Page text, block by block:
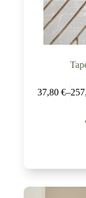
37,80 €–